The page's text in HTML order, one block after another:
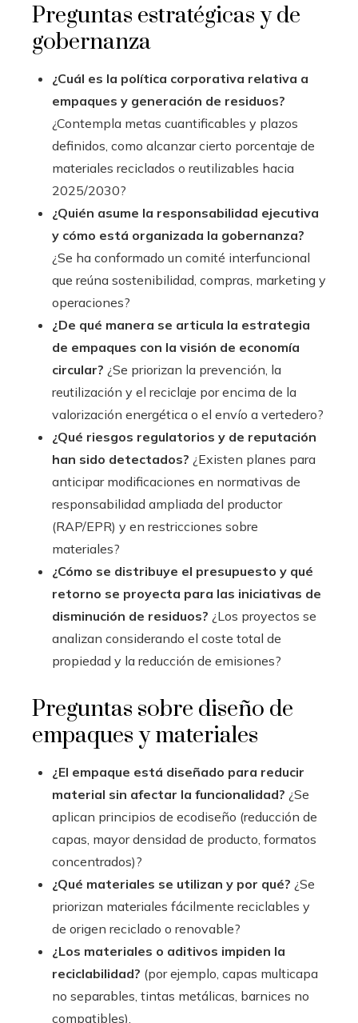
Preguntas estratégicas y de
gobernanza
¿Cuál es la política corporativa relativa a
empaques y generación de residuos?
¿Contempla metas cuantificables y plazos
definidos, como alcanzar cierto porcentaje de
materiales reciclados o reutilizables hacia
2025/2030?
¿Quién asume la responsabilidad ejecutiva
y cómo está organizada la gobernanza?
¿Se ha conformado un comité interfuncional
que reúna sostenibilidad, compras, marketing y
operaciones?
¿De qué manera se articula la estrategia
de empaques con la visión de economía
circular? ¿Se priorizan la prevención, la
reutilización y el reciclaje por encima de la
valorización energética o el envío a vertedero?
¿Qué riesgos regulatorios y de reputación
han sido detectados? ¿Existen planes para
anticipar modificaciones en normativas de
responsabilidad ampliada del productor
(RAP/EPR) y en restricciones sobre
materiales?
¿Cómo se distribuye el presupuesto y qué
retorno se proyecta para las iniciativas de
disminución de residuos? ¿Los proyectos se
analizan considerando el coste total de
propiedad y la reducción de emisiones?
Preguntas sobre diseño de
empaques y materiales
¿El empaque está diseñado para reducir
material sin afectar la funcionalidad? ¿Se
aplican principios de ecodiseño (reducción de
capas, mayor densidad de producto, formatos
concentrados)?
¿Qué materiales se utilizan y por qué? ¿Se
priorizan materiales fácilmente reciclables y
de origen reciclado o renovable?
¿Los materiales o aditivos impiden la
reciclabilidad? (por ejemplo, capas multicapa
no separables, tintas metálicas, barnices no
compatibles).